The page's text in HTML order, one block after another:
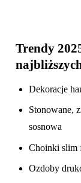
Trendy
Dekoracje
Stonowane,
sosnowa
Choinki slim
Ozdoby